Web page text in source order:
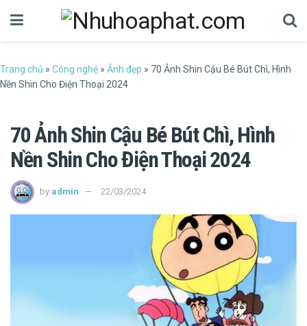
Trang chủ » Công nghệ » Ảnh đẹp » 70 Ảnh Shin Cậu Bé Bút Chì, Hình
Nền Shin Cho Điện Thoại 2024
70 Ảnh Shin Cậu Bé Bút Chì, Hình
Nền Shin Cho Điện Thoại 2024
by admin 22/03/2024